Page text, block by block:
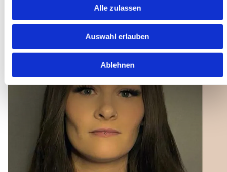
Alle zulassen
Auswahl erlauben
Ablehnen